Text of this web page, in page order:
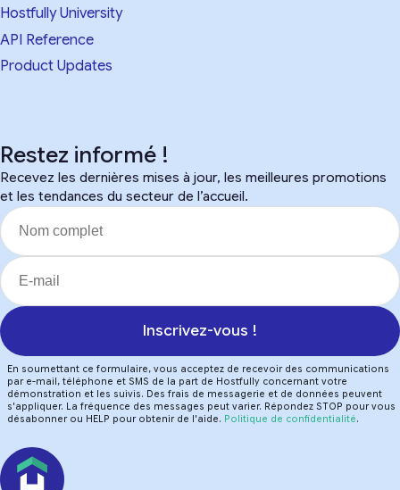
Hostfully University
API Reference
Product Updates
Restez informé !
Recevez les dernières mises à jour, les meilleures promotions
et les tendances du secteur de l’accueil.
Inscrivez-vous !
En soumettant ce formulaire, vous acceptez de recevoir des communications
par e-mail, téléphone et SMS de la part de Hostfully concernant votre
démonstration et les suivis. Des frais de messagerie et de données peuvent
s'appliquer. La fréquence des messages peut varier. Répondez STOP pour vous
désabonner ou HELP pour obtenir de l'aide. Politique de confidentialité.